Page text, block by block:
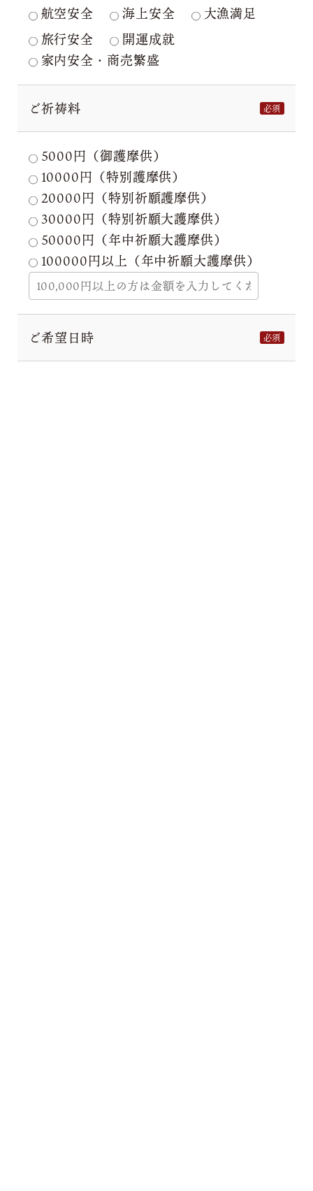
航空安全
海上安全
大漁満足
旅行安全
開運成就
家内安全・商売繁盛
ご祈祷料 必須
5000円（御護摩供）
10000円（特別護摩供）
20000円（特別祈願護摩供）
30000円（特別祈願大護摩供）
50000円（年中祈願大護摩供）
100000円以上（年中祈願大護摩供）
ご希望日時 必須